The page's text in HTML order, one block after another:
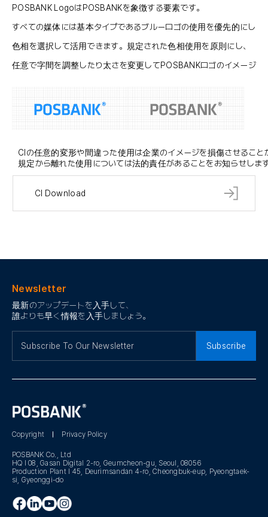
POSBANK LogoはPOSBANKを象徴する要素です。
すべての媒体には基本タイプであるブルーロゴの使用を優先的にして
色相を選択して活用できます。規定された色相使用を原則にし、
任意で字間を調整したり太さを変更してPOSBANKロゴのイメージを
CIの任意的変形や間違った使用は企業のイメージを損傷させるこ
規定から離れた使用については法的責任があることをお知らせしま
CI Download
Newsletter
最新のアップデートを入手して、
誰よりも早く情報を入手しましょう。
Subscribe
Copyright Privacy Policy
POSBANK Co., Ltd
HQ I 08, Gasan Digital 2-ro, Geumcheon-gu, Seoul, 08056
Production Plant I 45, Deurimsandan 4-ro, Cheongbuk-eup, Pyeongtaek-
si, Gyeonggi-do